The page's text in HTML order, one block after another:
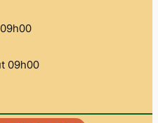
09h00